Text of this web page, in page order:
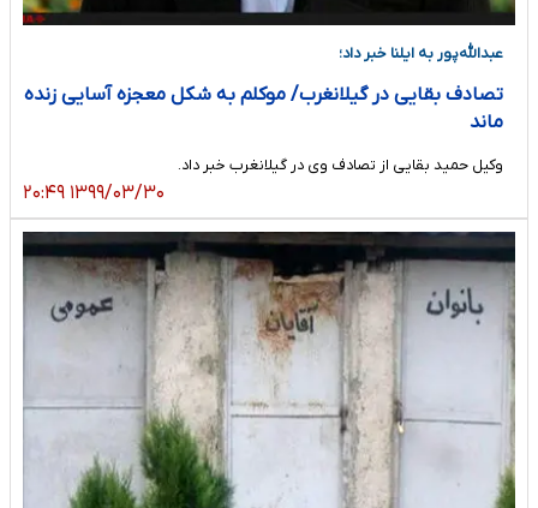
عبدالله‌پور به ایلنا خبر داد؛
تصادف بقایی در گیلانغرب/ موکلم به شکل معجزه آسایی زنده
ماند
وکیل حمید بقایی از تصادف وی در گیلانغرب خبر داد.
۱۳۹۹/۰۳/۳۰ ۲۰:۴۹